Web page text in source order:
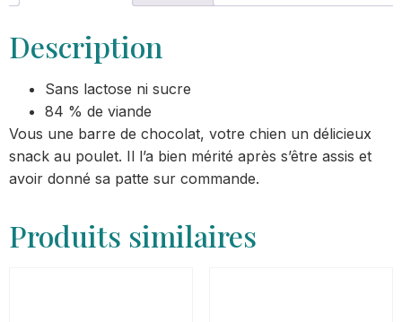
Description
Sans lactose ni sucre
84 % de viande
Vous une barre de chocolat, votre chien un délicieux
snack au poulet. Il l’a bien mérité après s’être assis et
avoir donné sa patte sur commande.
Produits similaires